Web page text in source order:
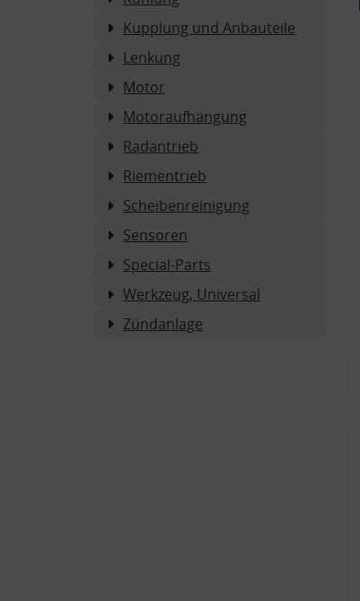
Kupplung und Anbauteile
Lenkung
Motor
Motoraufhängung
Radantrieb
Riementrieb
Scheibenreinigung
Sensoren
Special-Parts
Werkzeug, Universal
Zündanlage